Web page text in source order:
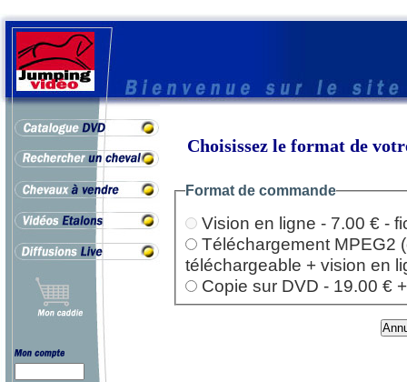
Choisissez le format de
Format de commande
Vision en ligne - 7.00 € -
Téléchargement MPEG2
téléchargeable + vision en
Copie sur DVD - 19.00 €